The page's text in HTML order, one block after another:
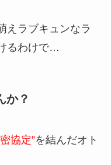
えラブキュンなラ
るわけで…
か？
協定”を結んだオト